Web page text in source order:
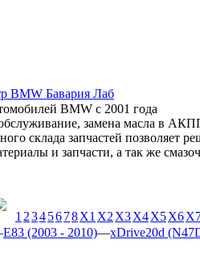
BMW с 2001 года
замена масла в
склада запчастей
и запчасти, а так же
1 2345678X1 X2 X3X4X5X6
E83 (2003 - 2010)—xDrive20d